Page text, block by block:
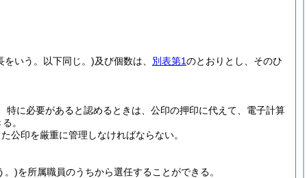
をいう。以下同じ。)及び個数は、 別表第1のとおりとし、そのひ
に必要があると認めるときは、公印の押印に代えて、電子計算
。
公印を厳重に管理しなければならない。
。)を所属職員のうちから選任することができる。